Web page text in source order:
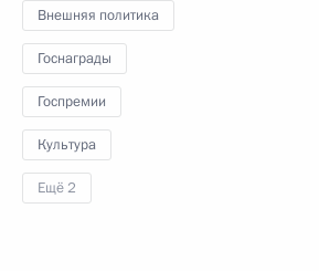
Внешняя политика
Госнаграды
Госпремии
Культура
Ещё 2